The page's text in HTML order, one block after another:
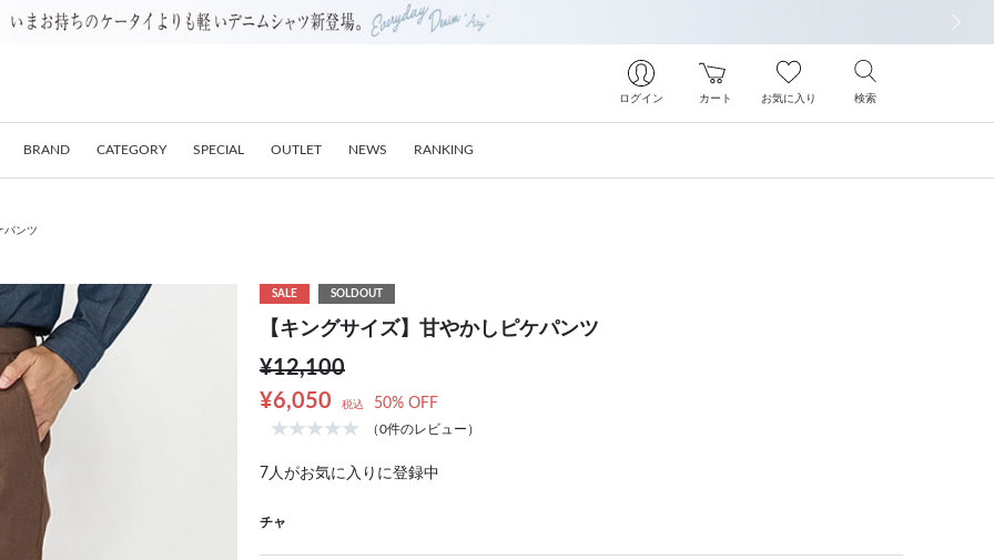
ログイン カート お気に入り 検索
BRAND CATEGORY SPECIAL OUTLET NEWS RANKING
パンツ
SALE SOLDOUT
【キングサイズ】甘やかしピケパンツ
¥12,100
¥6,050
税込 50% OFF
（0件のレビュー）
7 人がお気に入りに登録中
チャ